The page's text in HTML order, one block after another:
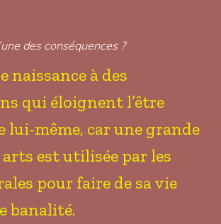
des conséquences ?
naissance à des
qui éloignent l’être
lui-même, car une grande
est utilisée par les
pour faire de sa vie
banalité.